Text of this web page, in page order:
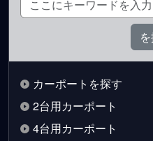
カーポートを探す
2台用カーポート
4台用カーポート